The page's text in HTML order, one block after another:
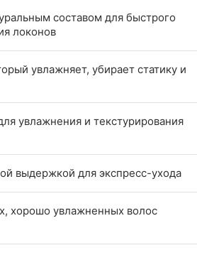
составом для быстрого
локонов
увлажняет, убирает статику и
увлажнения и текстурирования
выдержкой для экспресс-ухода
хорошо увлажненных волос